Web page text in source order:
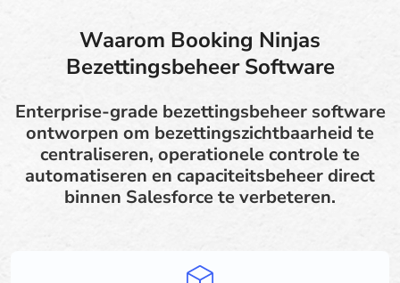
Waarom Booking Ninjas
Bezettingsbeheer Software
Enterprise-grade bezettingsbeheer software
ontworpen om bezettingszichtbaarheid te
centraliseren, operationele controle te
automatiseren en capaciteitsbeheer direct
binnen Salesforce te verbeteren.